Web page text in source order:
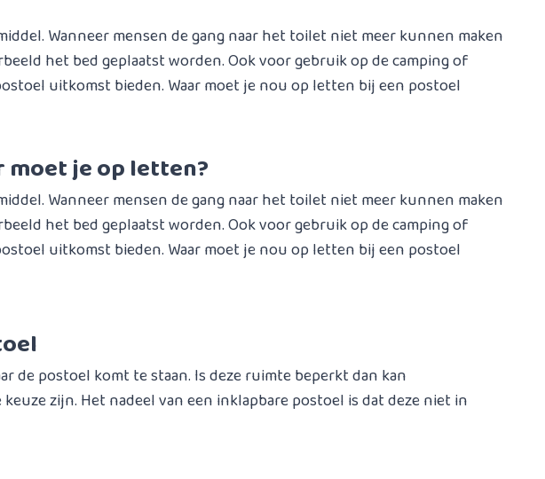
Wanneer mensen de gang naar het toilet niet meer kunnen maken
het bed geplaatst worden. Ook voor gebruik op de camping of
uitkomst bieden. Waar moet je nou op letten bij een postoel
moet je op letten?
Wanneer mensen de gang naar het toilet niet meer kunnen maken
het bed geplaatst worden. Ook voor gebruik op de camping of
uitkomst bieden. Waar moet je nou op letten bij een postoel
de postoel komt te staan. Is deze ruimte beperkt dan kan
keuze zijn. Het nadeel van een inklapbare postoel is dat deze niet in